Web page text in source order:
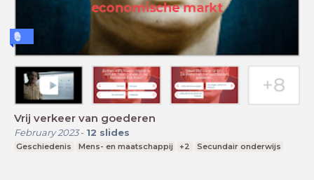
Vrij verkeer van goederen
February 2023- 12 slides
Geschiedenis Mens- en maatschappij +2 Secundair onderwijs